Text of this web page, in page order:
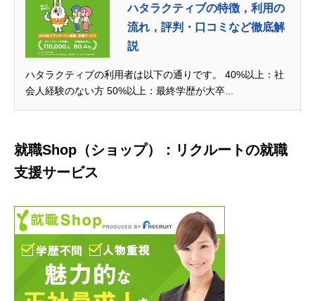
ハタラクティブの特徴，利用の
流れ，評判・口コミなど徹底解
説
ハタラクティブの利用者は以下の通りです。 40%以上：社
会人経験のない方 50%以上：最終学歴が大卒...
就職Shop（ショップ）：リクルートの就職
支援サービス